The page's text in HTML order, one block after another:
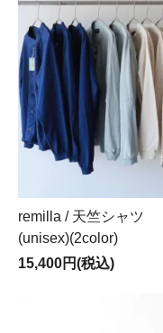
remilla / 天竺シャツ
(unisex)(2color)
15,400円(税込)